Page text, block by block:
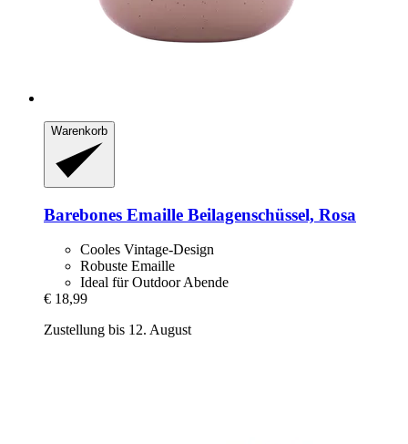
Warenkorb
Barebones Emaille Beilagenschüssel, Rosa
Cooles Vintage-Design
Robuste Emaille
Ideal für Outdoor Abende
€ 18,99
Zustellung bis 12. August